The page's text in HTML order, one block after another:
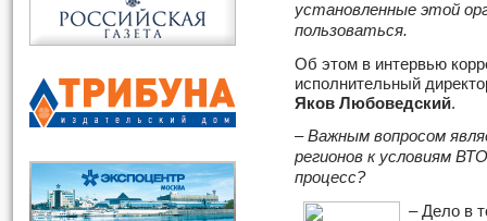
установленные этой
пользоваться.
Об этом в интервью
исполнительный
Яков Любоведский.
– Важным вопросом
регионов к условиям
процесс?
– Дело в